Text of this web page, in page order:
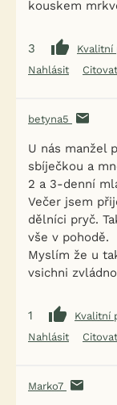
kouskem
3
Kvalitní
Nahlásit
Citovat
betyna5
U nás manžel
sbíječkou a
2 a 3-denní
Večer jsem
dělníci pryč.
vše v pohodě.
Myslím že u
vsichni
1
Kvalitní
Nahlásit
Citovat
Marko7